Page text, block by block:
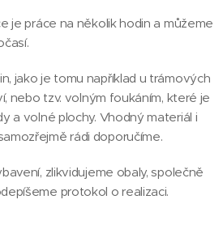
je práce na několik hodin a můžeme
jako je tomu například u trámových
nebo tzv. volným foukáním, které je
a volné plochy. Vhodný materiál i
rádi doporučíme.
zlikvidujeme obaly, společně
protokol o realizaci.